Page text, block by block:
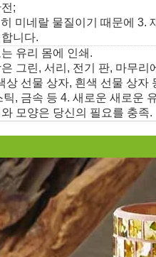
;
미네랄 물질이기 때문에 3.
니다.
유리 몸에 인쇄.
그린, 서리, 전기 판, 마무리
상 선물 상자, 흰색 선물 상자
틱, 금속 등 4. 새로운 새로운
모양은 당신의 필요를 충족.